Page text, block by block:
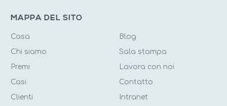
MAPPA DEL SITO
Casa
Chi siamo
Premi
Casi
Clienti
Blog
Sala stampa
Lavora con noi
Contatto
Intranet